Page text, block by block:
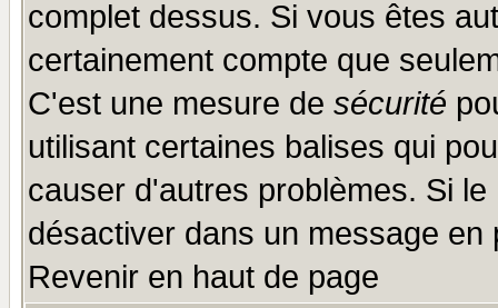
complet dessus. Si vous êtes
certainement compte que
C'est une mesure de sécurité
utilisant certaines balises qui
causer d'autres problèmes. Si
désactiver dans un message
Revenir en haut de page